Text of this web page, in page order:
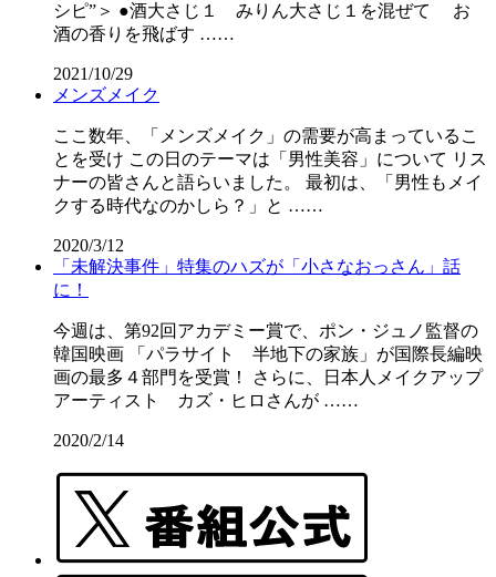
シピ”＞ ●酒大さじ１ みりん大さじ１を混ぜて お
酒の香りを飛ばす ……
2021/10/29
メンズメイク
ここ数年、「メンズメイク」の需要が高まっているこ
とを受け この日のテーマは「男性美容」について リス
ナーの皆さんと語らいました。 最初は、「男性もメイ
クする時代なのかしら？」と ……
2020/3/12
「未解決事件」特集のハズが「小さなおっさん」話
に！
今週は、第92回アカデミー賞で、ポン・ジュノ監督の
韓国映画 「パラサイト 半地下の家族」が国際長編映
画の最多４部門を受賞！ さらに、日本人メイクアップ
アーティスト カズ・ヒロさんが ……
2020/2/14